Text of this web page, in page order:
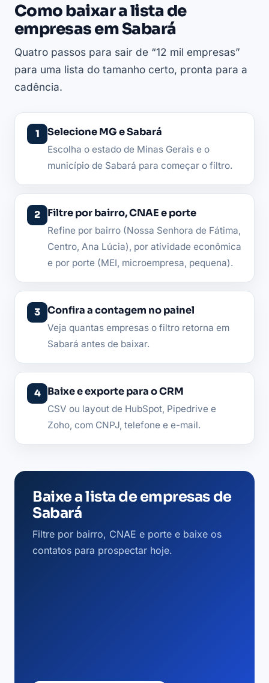
Como baixar a lista de
empresas em Sabará
Quatro passos para sair de “12 mil empresas”
para uma lista do tamanho certo, pronta para a
cadência.
Selecione MG e Sabará
Escolha o estado de Minas Gerais e o
município de Sabará para começar o filtro.
Filtre por bairro, CNAE e porte
Refine por bairro (Nossa Senhora de Fátima,
Centro, Ana Lúcia), por atividade econômica
e por porte (MEI, microempresa, pequena).
Confira a contagem no painel
Veja quantas empresas o filtro retorna em
Sabará antes de baixar.
Baixe e exporte para o CRM
CSV ou layout de HubSpot, Pipedrive e
Zoho, com CNPJ, telefone e e-mail.
Baixe a lista de empresas de
Sabará
Filtre por bairro, CNAE e porte e baixe os
contatos para prospectar hoje.